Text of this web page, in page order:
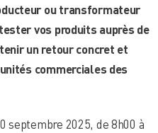
ou transformateur
vos produits auprès de
un retour concret et
commerciales des
septembre 2025, de 8h00 à